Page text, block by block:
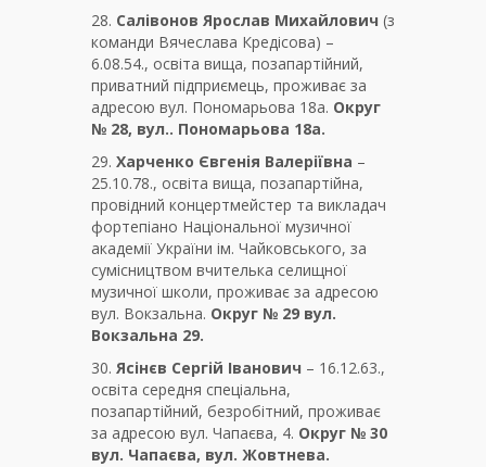
28. Салівонов Ярослав Михайлович (з
команди Вячеслава Кредісова) –
6.08.54., освіта вища, позапартійний,
приватний підприємець, проживає за
адресою вул. Пономарьова 18а. Округ
№ 28, вул.. Пономарьова 18а.
29. Харченко Євгенія Валеріївна –
25.10.78., освіта вища, позапартійна,
провідний концертмейстер та викладач
фортепіано Національної музичної
академії України ім. Чайковського, за
сумісництвом вчителька селищної
музичної школи, проживає за адресою
вул. Вокзальна. Округ № 29 вул.
Вокзальна 29.
30. Ясінєв Сергій Іванович – 16.12.63.,
освіта середня спеціальна,
позапартійний, безробітний, проживає
за адресою вул. Чапаєва, 4. Округ № 30
вул. Чапаєва, вул. Жовтнева.